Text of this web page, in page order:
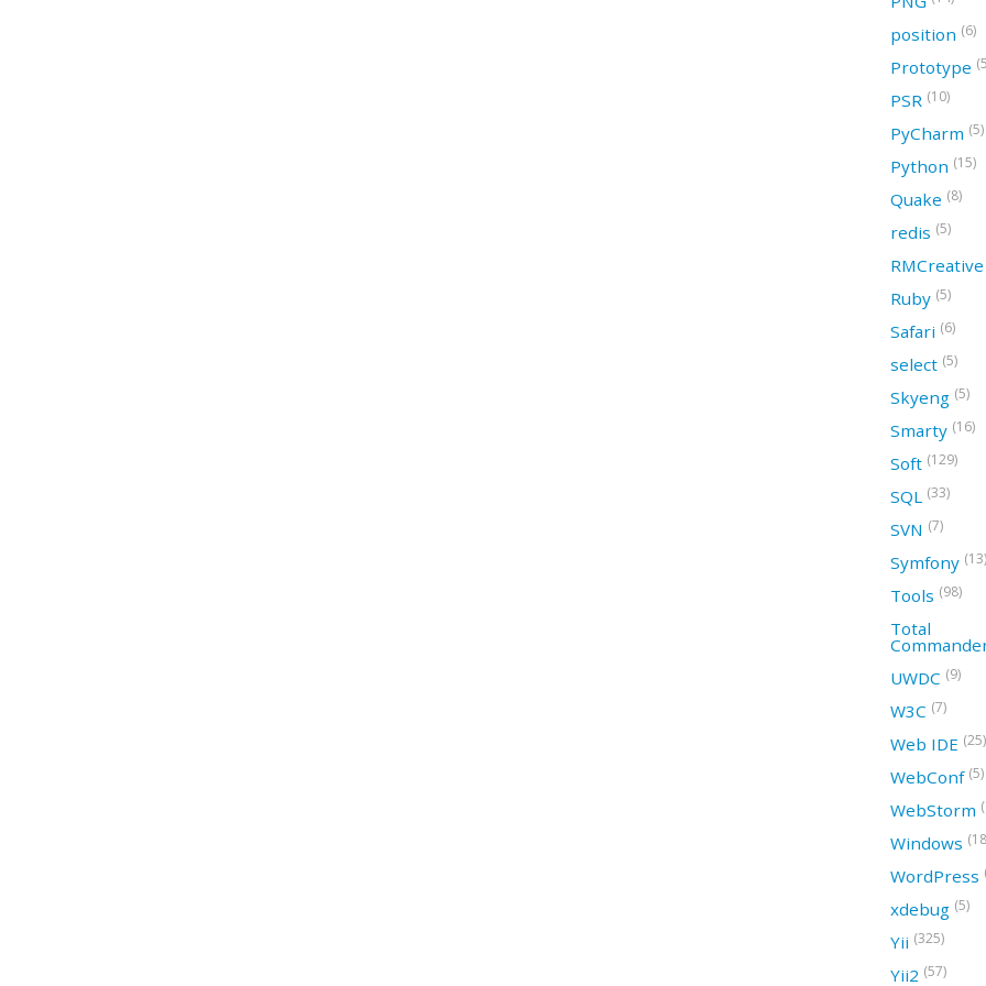
position (6)
Prototype
PSR (10)
PyCharm (5)
Python (15)
Quake (8)
redis (5)
RMCreative
Ruby (5)
Safari (6)
select (5)
Skyeng (5)
Smarty (16)
Soft (129)
SQL (33)
SVN (7)
Symfony (13)
Tools (98)
Total
UWDC (9)
W3C (7)
Web IDE (25)
WebConf (5)
WebStorm
Windows
WordPress
xdebug (5)
Yii (325)
Yii2 (57)